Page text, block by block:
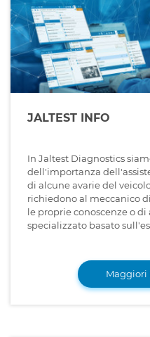
JALTEST INFO
In Jaltest Diagnostics
dell'importanza
di alcune avarie del
richiedono al meccanico
le proprie conoscenze o
specializzato basato
Maggiori